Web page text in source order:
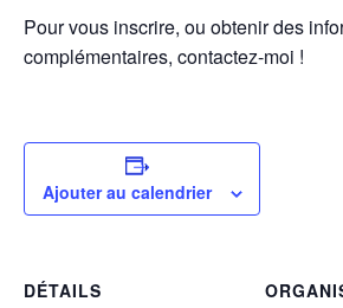
Pour vous inscrire, ou obtenir des
complémentaires, contactez-moi !
Ajouter au calendrier
DÉTAILS